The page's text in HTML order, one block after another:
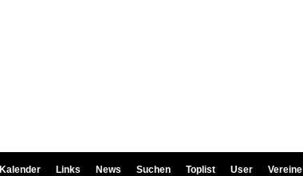
Kalender Links News Suchen Toplist User Vereine